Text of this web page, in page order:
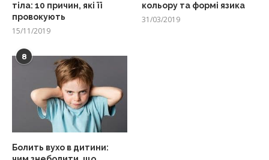
тіла: 10 причин, які її
провокують
15/11/2019
кольору та формі язика
31/03/2019
8
Болить вухо в дитини: